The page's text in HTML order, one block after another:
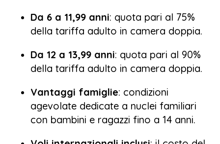
Da 6 a 11,99 anni: quota pari al 75%
della tariffa adulto in camera doppia.
Da 12 a 13,99 anni: quota pari al 90%
della tariffa adulto in camera doppia.
Vantaggi famiglie: condizioni
agevolate dedicate a nuclei familiari
con bambini e ragazzi fino a 14 anni.